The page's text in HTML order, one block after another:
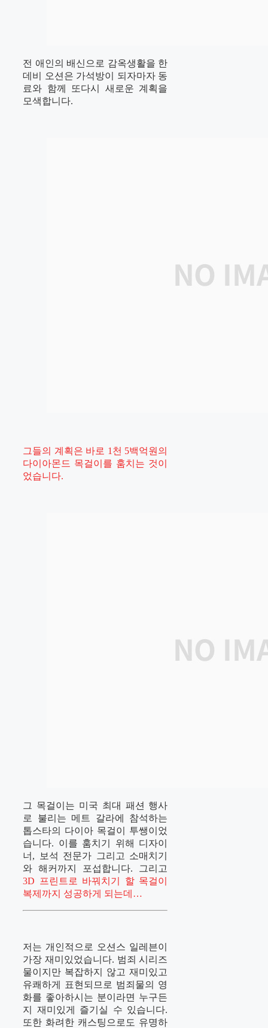
전 애인의 배신으로 감옥생활을 한
데비 오션은 가석방이 되자마자 동
료와 함께 또다시 새로운 계획을
모색합니다.
그들의 계획은 바로 1천 5백억원의
다이아몬드 목걸이를 훔치는 것이
었습니다.
그 목걸이는 미국 최대 패션 행사
로 불리는 메트 갈라에 참석하는
톱스타의 다이아 목걸이 투쌩이었
습니다. 이를 훔치기 위해 디자이
너, 보석 전문가 그리고 소매치기
와 해커까지 포섭합니다. 그리고
3D 프린트로 바꿔치기 할 목걸이
복제까지 성공하게 되는데…
저는 개인적으로 오션스 일레븐이
가장 재미있었습니다. 범죄 시리즈
물이지만 복잡하지 않고 재미있고
유쾌하게 표현되므로 범죄물의 영
화를 좋아하시는 분이라면 누구든
지 재미있게 즐기실 수 있습니다.
또한 화려한 캐스팅으로도 유명하